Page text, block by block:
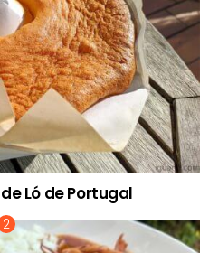
Ló de Portugal